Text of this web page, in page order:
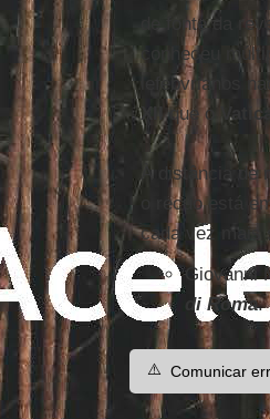
de fonte da
conheceu
lefebvrianos
XIIque o
À distância de
o recuo está
cada vez mais
Giovanni
di Roma.
⚠️ Comunicar